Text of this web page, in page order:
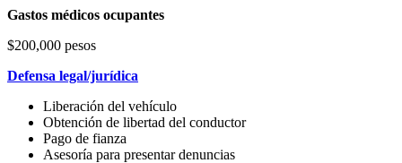
Gastos médicos ocupantes
$200,000 pesos
Defensa legal/jurídica
Liberación del vehículo
Obtención de libertad del conductor
Pago de fianza
Asesoría para presentar denuncias